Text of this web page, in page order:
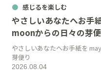
感じるを楽しむ
やさしいあなたへお手
moonからの日々の芽便
2026.08.04
やさしいあなたへお手紙を
芽便り